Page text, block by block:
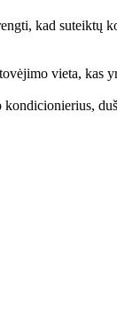
kad suteiktų
vieta, kas